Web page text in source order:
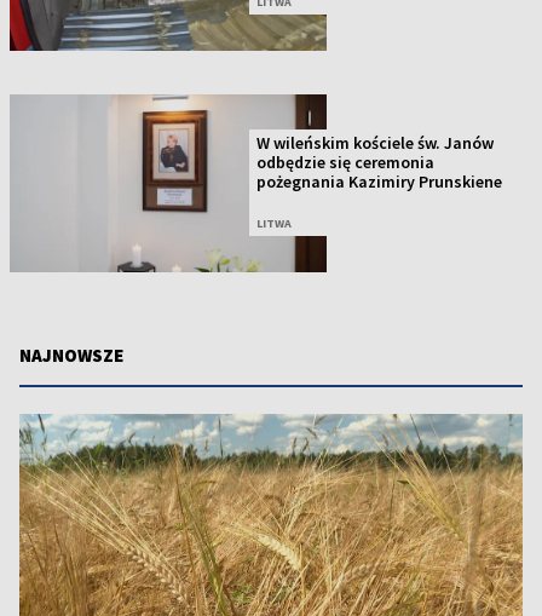
W wileńskim kościele św. Janów
odbędzie się ceremonia
pożegnania Kazimiry Prunskiene
LITWA
NAJNOWSZE